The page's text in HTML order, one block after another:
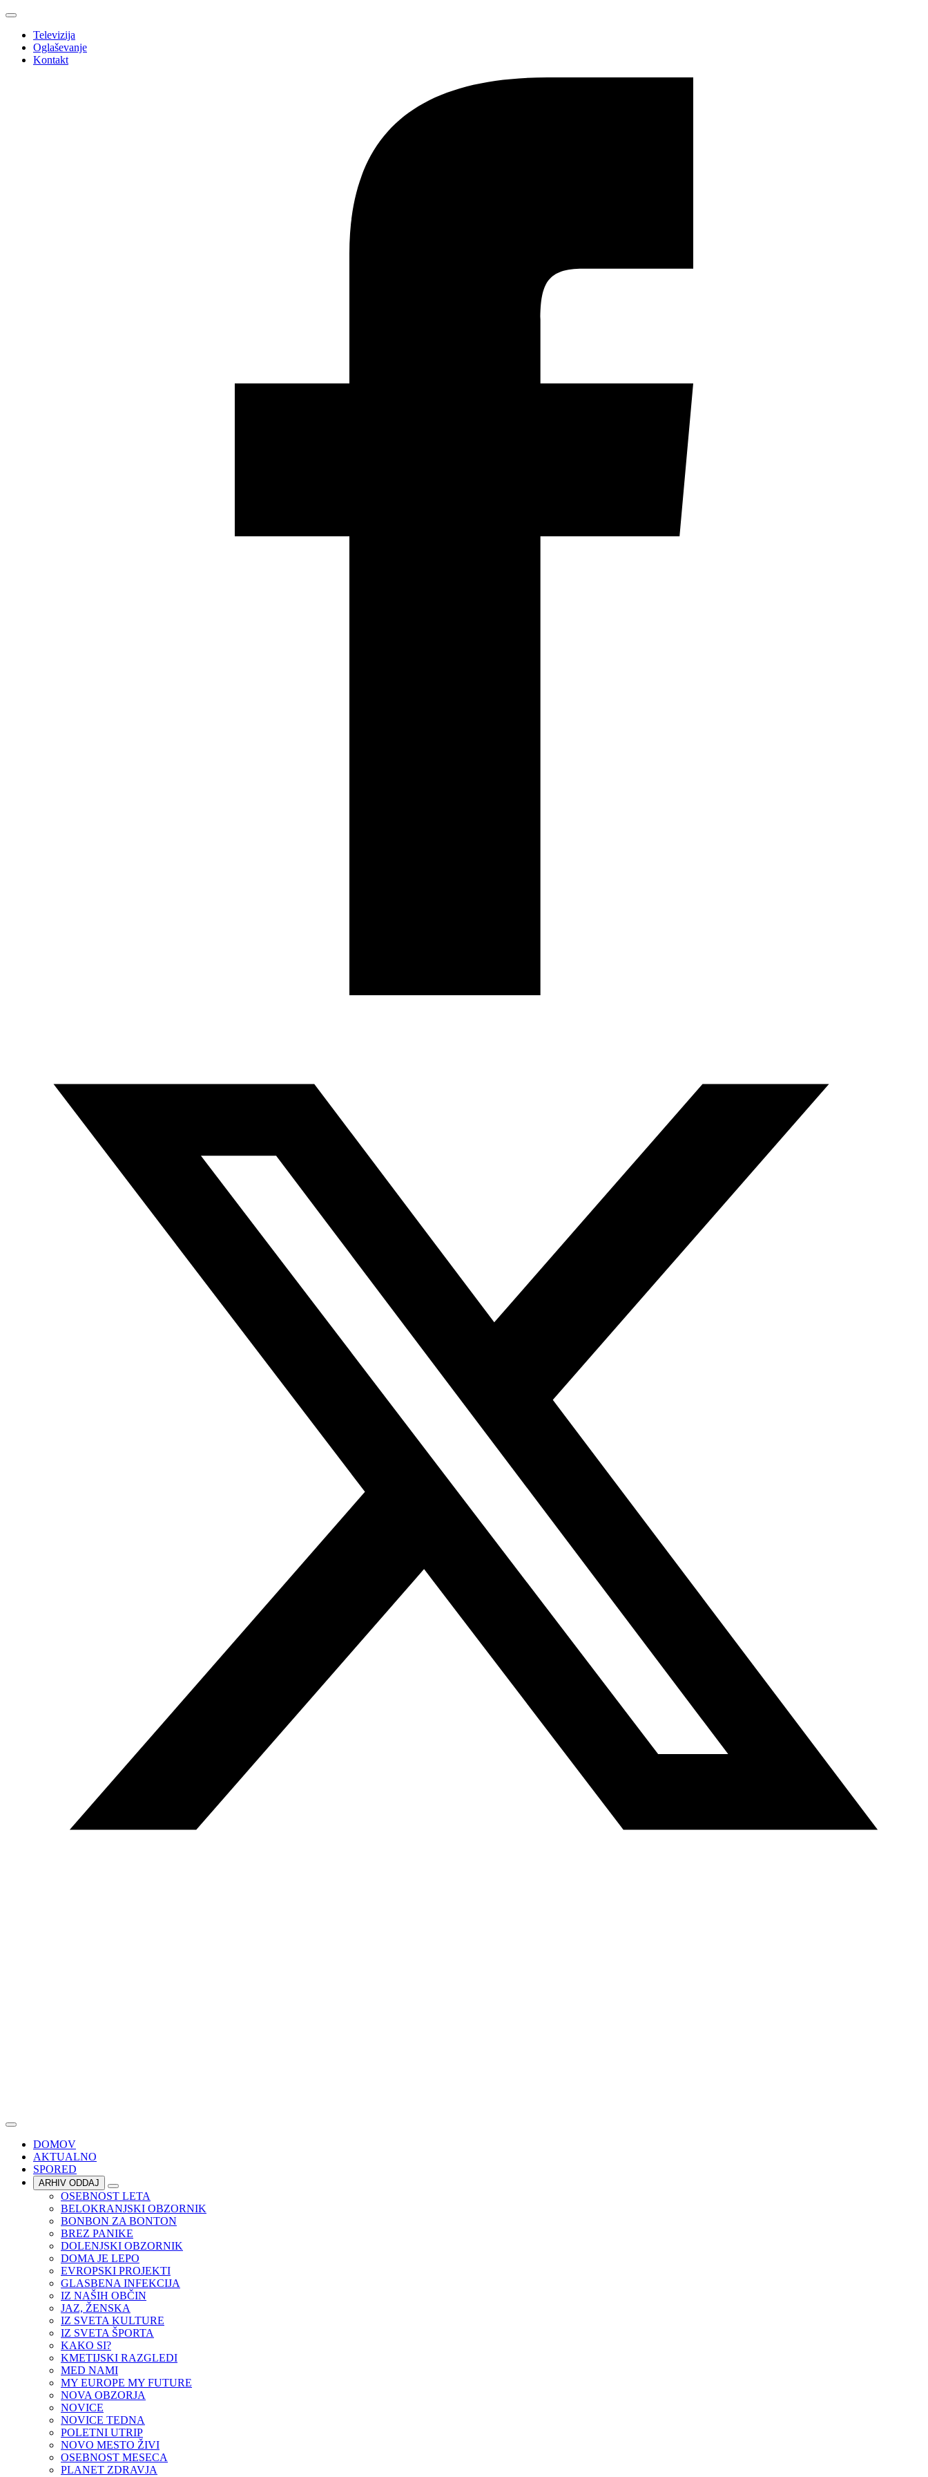
Televizija
Oglaševanje
Kontakt
DOMOV
AKTUALNO
SPORED
ARHIV ODDAJ
OSEBNOST LETA
BELOKRANJSKI OBZORNIK
BONBON ZA BONTON
BREZ PANIKE
DOLENJSKI OBZORNIK
DOMA JE LEPO
EVROPSKI PROJEKTI
GLASBENA INFEKCIJA
IZ NAŠIH OBČIN
JAZ, ŽENSKA
IZ SVETA KULTURE
IZ SVETA ŠPORTA
KAKO SI?
KMETIJSKI RAZGLEDI
MED NAMI
MY EUROPE MY FUTURE
NOVA OBZORJA
NOVICE
NOVICE TEDNA
POLETNI UTRIP
NOVO MESTO ŽIVI
OSEBNOST MESECA
PLANET ZDRAVJA